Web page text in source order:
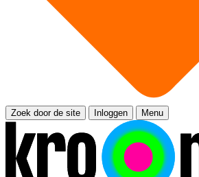
Zoek door de site Inloggen Menu